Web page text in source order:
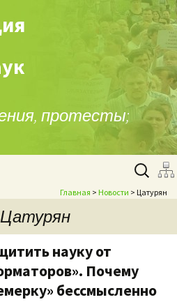
протесты;
Найти:
Главная > Новости > Цатурян
науку от
Почему
бессмысленно